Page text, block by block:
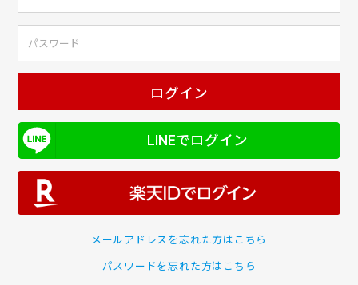
ログイン
LINEでログイン
メールアドレスを忘れた方はこちら
パスワードを忘れた方はこちら